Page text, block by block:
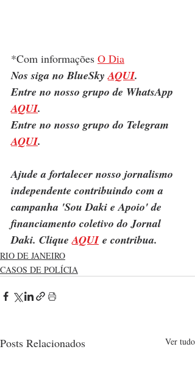
*Com informações O Dia
Nos siga no BlueSky AQUI.
Entre no nosso grupo de WhatsApp
AQUI.
Entre no nosso grupo do Telegram
AQUI.
Ajude a fortalecer nosso jornalismo
independente contribuindo com a
campanha 'Sou Daki e Apoio' de
financiamento coletivo do Jornal
Daki. Clique AQUI e contribua.
RIO DE JANEIRO
CASOS DE POLÍCIA
Posts Relacionados Ver tudo